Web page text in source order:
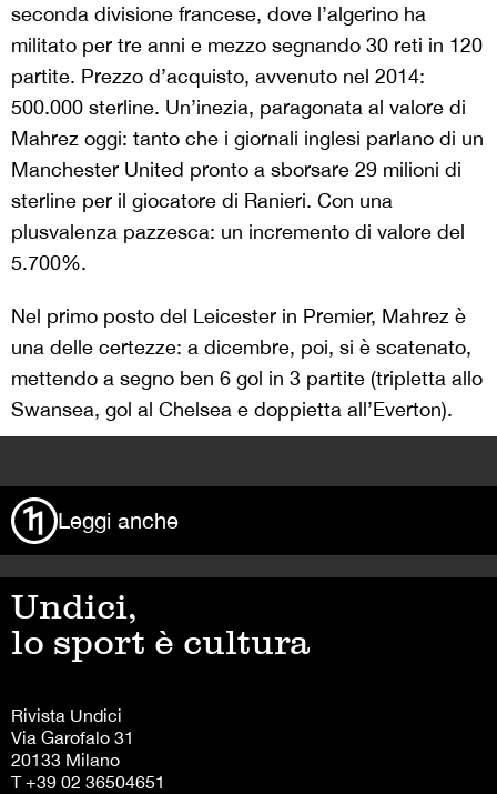
seconda divisione francese, dove l’algerino ha
militato per tre anni e mezzo segnando 30 reti in 120
partite. Prezzo d’acquisto, avvenuto nel 2014:
500.000 sterline. Un’inezia, paragonata al valore di
Mahrez oggi: tanto che i giornali inglesi parlano di un
Manchester United pronto a sborsare 29 milioni di
sterline per il giocatore di Ranieri. Con una
plusvalenza pazzesca: un incremento di valore del
5.700%.
Nel primo posto del Leicester in Premier, Mahrez è
una delle certezze: a dicembre, poi, si è scatenato,
mettendo a segno ben 6 gol in 3 partite (tripletta allo
Swansea, gol al Chelsea e doppietta all’Everton).
Leggi anche
Undici,
lo sport è cultura
Rivista Undici
Via Garofalo 31
20133 Milano
T +39 02 36504651